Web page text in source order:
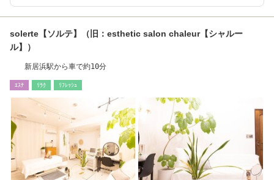
solerte【ソルテ】（旧：esthetic salon chaleur【シャルー
ル】）
新居浜駅から車で約10分
ｴｽﾃ ﾘﾗｸ ﾘﾌﾚｯｼｭ